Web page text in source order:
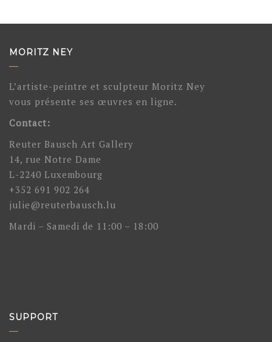
MORITZ NEY
L’artiste-peintre et sculpteur Moritz Ney
vous présente ses œuvres en ligne.
Contact:
Reuter Bausch Art Gallery
14, rue Notre Dame
L-2240 Luxembourg
+352 691 902 264
julie@reuterbausch.lu
Mardi – Samedi de 11:00 – 18:00
SUPPORT